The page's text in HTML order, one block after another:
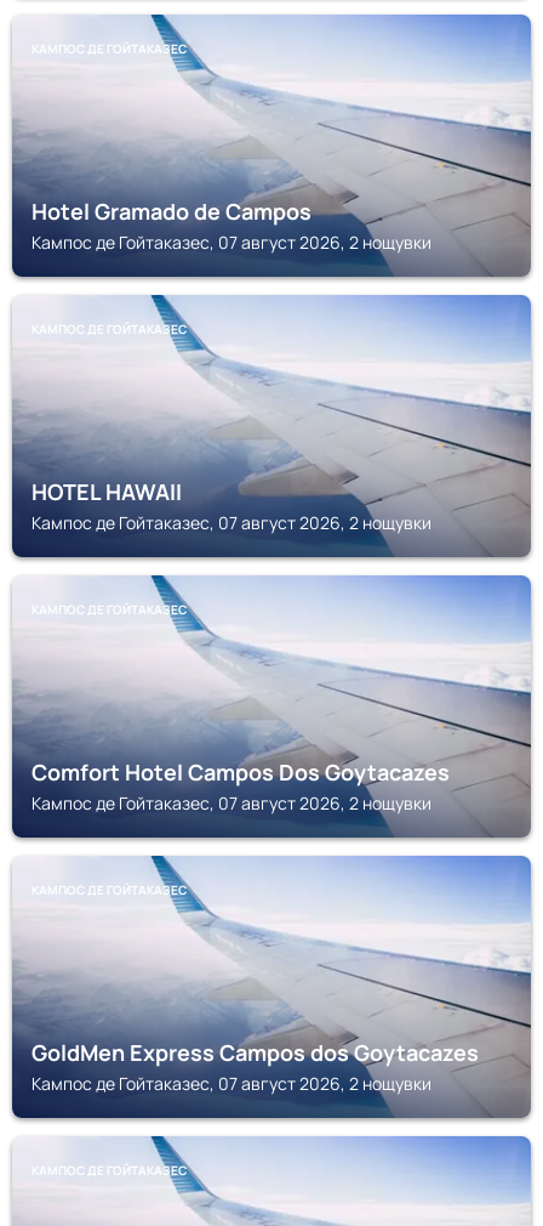
КАМПОС ДЕ ГОЙТАКАЗЕС
Hotel Gramado de Campos
Кампос де Гойтаказес, 07 август 2026, 2 нощувки
КАМПОС ДЕ ГОЙТАКАЗЕС
HOTEL HAWAII
Кампос де Гойтаказес, 07 август 2026, 2 нощувки
КАМПОС ДЕ ГОЙТАКАЗЕС
Comfort Hotel Campos Dos Goytacazes
Кампос де Гойтаказес, 07 август 2026, 2 нощувки
КАМПОС ДЕ ГОЙТАКАЗЕС
GoldMen Express Campos dos Goytacazes
Кампос де Гойтаказес, 07 август 2026, 2 нощувки
КАМПОС ДЕ ГОЙТАКАЗЕС